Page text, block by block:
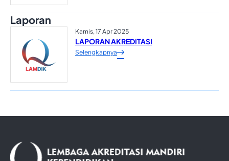
Laporan
Kamis, 17 Apr 2025
LAPORAN AKREDITASI
Selengkapnya